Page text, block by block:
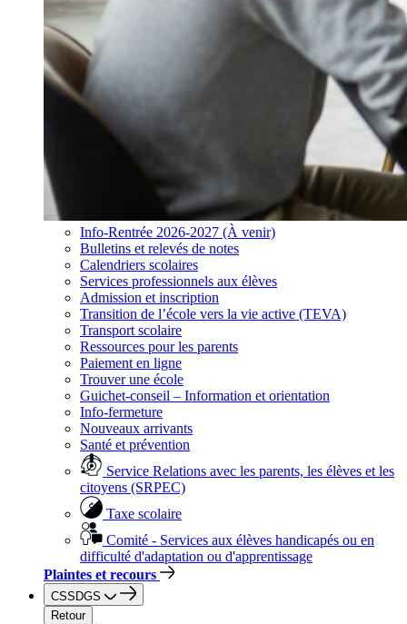
Info-Rentrée 2026-2027 (À venir)
Bulletins et relevés de notes
Calendriers scolaires
Services professionnels aux élèves
Admission et inscription
Transition de l’école vers la vie active (TEVA)
Transport scolaire
Ressources pour les parents
Paiement en ligne
Trouver une école
Guichet-conseil – Information et orientation
Info-fermeture
Nouveaux arrivants
Santé et prévention
Service Relations avec les parents, les élèves et les
citoyens (SRPEC)
Taxe scolaire
Comité - Services aux élèves handicapés ou en
difficulté d'adaptation ou d'apprentissage
Plaintes et recours
CSSDGS
Retour